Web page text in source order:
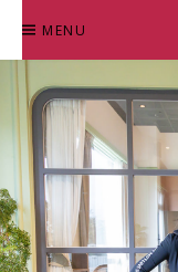
content
MENU